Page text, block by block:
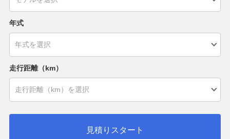
年式
走行距離（km）
見積りスタート